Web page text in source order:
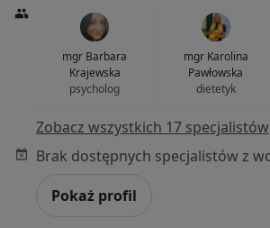
mgr Barbara
Krajewska
psycholog
mgr Karolina
Pawłowska
dietetyk
Zobacz wszystkich 17 specjalistów
Pokaż profil